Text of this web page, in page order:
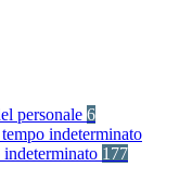
personale 6
indeterminato
indeterminato 177